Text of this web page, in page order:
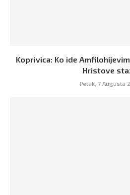
Koprivica: Ko ide
Hristove
Petak, 7 Augusta